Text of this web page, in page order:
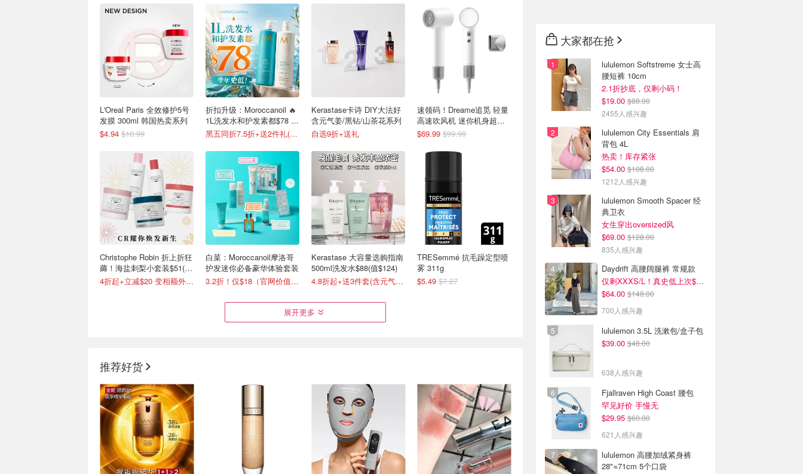
L'Oreal Paris 全效修护5号
发膜 300ml 韩国热卖系列
$4.94 $10.99
Christophe Robin 折上折狂
薅！海盐刺梨小套装$51(值
$109=变相4.7折)
4折起+立减$20 变相额外7.5折
折扣升级：Moroccanoil 🔥
1L洗发水和护发素都$78 今
年史低！
黑五同折7.5折+送2件礼(含发油)！
白菜：Moroccanoil摩洛哥
护发迷你必备豪华体验套装
3.2折！仅$18（官网价值$55）
Kerastase卡诗 DIY大法好
含元气姜/黑钻/山茶花系列
自选9折+送礼
Kerastase 大容量选购指南
500ml洗发水$88(值$124)
4.8折起+送3件套(含元气姜小样)
速领码！Dreame追觅 轻量
高速吹风机 迷你机身超强
风力
$69.99 $99.99
TRESemmé 抗毛躁定型喷
雾 311g
$5.49 $7.27
Vichy 免洗前修护发膜
150mL 减少断发 改善受损
发质
$21.74$28.99
史低价：RoyceDerm 硅胶
头皮按摩刷！去屑效果很赞
$13.47
HOYOLS 彩色迷你发圈
1500只 TPU软性橡皮筋
$11.00$12.90
Kerastase 卡诗 保姆级攻
略 发质速测✅系列推荐✅洗
护建议✅
升级4.8折起+送3件套
展开更多
推荐好货
大家都在抢
lululemon Softstreme 女士高
腰短裤 10cm
2.1折抄底，仅剩小码！
$19.00 $88.00
2455人感兴趣
lululemon City Essentials 肩
背包 4L
热卖！库存紧张
$54.00 $108.00
1212人感兴趣
lululemon Smooth Spacer 经
典卫衣
女生穿出oversized风
$69.00 $128.00
835人感兴趣
Daydrift 高腰阔腿裤 常规款
仅剩XXXS/L！真史低上次$114
$64.00 $148.00
700人感兴趣
lululemon 3.5L 洗漱包/盒子包
$39.00 $48.00
638人感兴趣
Fjallraven High Coast 腰包
罕见好价 手慢无
$29.95 $60.00
621人感兴趣
lululemon 高腰加绒紧身裤
28"≈71cm 5个口袋